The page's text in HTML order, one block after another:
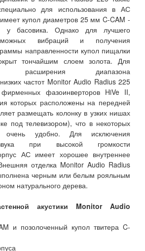
для использования в АС
купол диаметров 25 мм C-CAM -
басовика. Однако для лучшего
вибраций и получения
направленности купол пищалки
тончайшим слоем золота. Для
расширения диапазона
частот Monitor Audio Radius 225
фазоинверторов HiVe II,
которых расположены на передней
размещать колонку в узких нишах
под телевизором), что в некоторых
очень удобно. Для исключения
при высокой громкости
АС имеет хорошее внутреннее
отделка Monitor Audio Radius
черным или белым рояльным
натурального дерева.
акустики Monitor Audio
и позолоченный купол твитера C-